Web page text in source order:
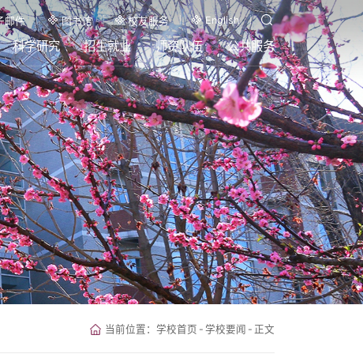
邮件 图书馆 校友服务 English
科学研究 招生就业 师资队伍 公共服务
当前位置： 学校首页 - 学校要闻 - 正文